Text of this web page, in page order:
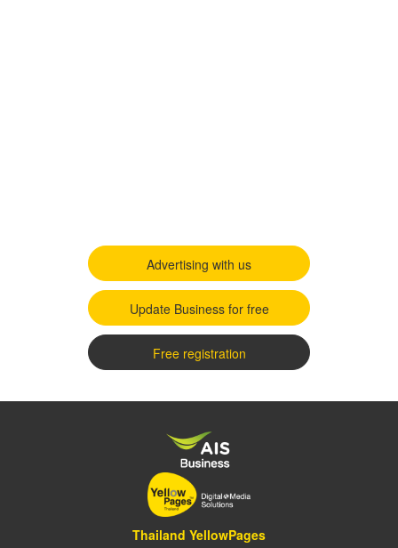
Advertising with us
Update Business for free
Free registration
Thailand YellowPages